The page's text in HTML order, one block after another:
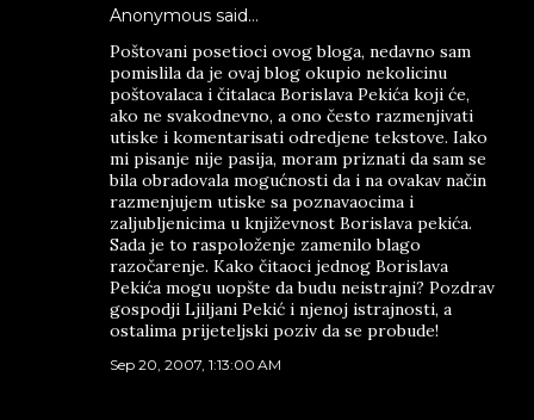
Anonymous said…
Poštovani posetioci ovog bloga, nedavno sam
pomislila da je ovaj blog okupio nekolicinu
poštovalaca i čitalaca Borislava Pekića koji će,
ako ne svakodnevno, a ono često razmenjivati
utiske i komentarisati odredjene tekstove. Iako
mi pisanje nije pasija, moram priznati da sam se
bila obradovala mogućnosti da i na ovakav način
razmenjujem utiske sa poznavaocima i
zaljubljenicima u književnost Borislava pekića.
Sada je to raspoloženje zamenilo blago
razočarenje. Kako čitaoci jednog Borislava
Pekića mogu uopšte da budu neistrajni? Pozdrav
gospodji Ljiljani Pekić i njenoj istrajnosti, a
ostalima prijeteljski poziv da se probude!
Sep 20, 2007, 1:13:00 AM